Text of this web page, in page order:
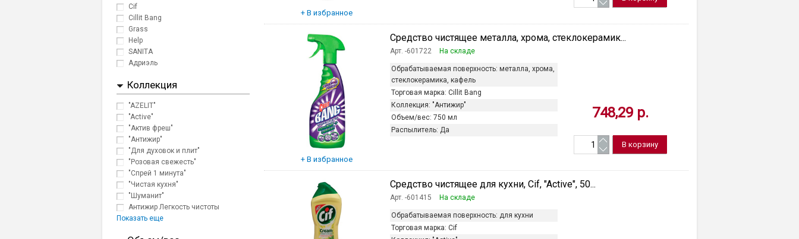
Cif
Cillit Bang
Grass
Help
SANITA
Адриэль
Коллекция
"AZELIT"
"Active"
"Актив фреш"
"Антижир"
"Для духовок и плит"
"Розовая свежесть"
"Спрей 1 минута"
"Чистая кухня"
"Шуманит"
Антижир Легкость чистоты
Показать еще
Средство чистящее металла, хрома, стеклокерамик...
Арт. -601722 На складе
Обрабатываемая поверхность: металла, хрома,
стеклокерамика, кафель
Торговая марка: Cillit Bang
Коллекция: "Антижир"
Объем/вес: 750 мл
Распылитель: Да
748,29 р.
Средство чистящее для кухни, Cif, "Active", 50...
Арт. -601415 На складе
Обрабатываемая поверхность: для кухни
Торговая марка: Cif